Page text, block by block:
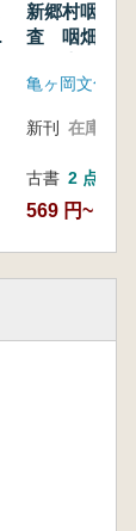
新郷村咽畑
査 咽畑遺跡
亀ヶ岡文化研
新刊 在庫なし
古書 2 点
569 円~